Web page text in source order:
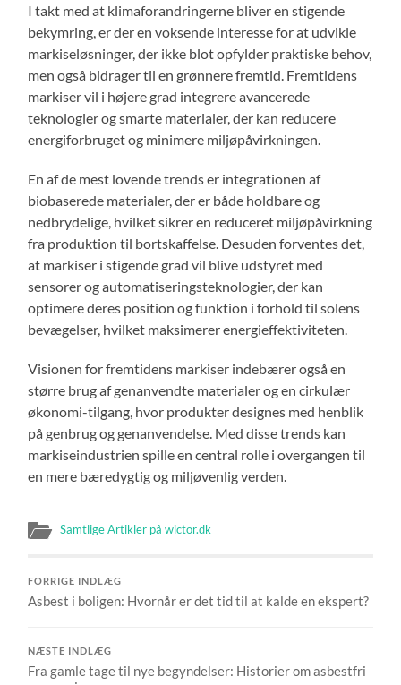
I takt med at klimaforandringerne bliver en stigende
bekymring, er der en voksende interesse for at udvikle
markiseløsninger, der ikke blot opfylder praktiske behov,
men også bidrager til en grønnere fremtid. Fremtidens
markiser vil i højere grad integrere avancerede
teknologier og smarte materialer, der kan reducere
energiforbruget og minimere miljøpåvirkningen.
En af de mest lovende trends er integrationen af
biobaserede materialer, der er både holdbare og
nedbrydelige, hvilket sikrer en reduceret miljøpåvirkning
fra produktion til bortskaffelse. Desuden forventes det,
at markiser i stigende grad vil blive udstyret med
sensorer og automatiseringsteknologier, der kan
optimere deres position og funktion i forhold til solens
bevægelser, hvilket maksimerer energieffektiviteten.
Visionen for fremtidens markiser indebærer også en
større brug af genanvendte materialer og en cirkulær
økonomi-tilgang, hvor produkter designes med henblik
på genbrug og genanvendelse. Med disse trends kan
markiseindustrien spille en central rolle i overgangen til
en mere bæredygtig og miljøvenlig verden.
Samtlige Artikler på wictor.dk
FORRIGE INDLÆG
Asbest i boligen: Hvornår er det tid til at kalde en ekspert?
NÆSTE INDLÆG
Fra gamle tage til nye begyndelser: Historier om asbestfri